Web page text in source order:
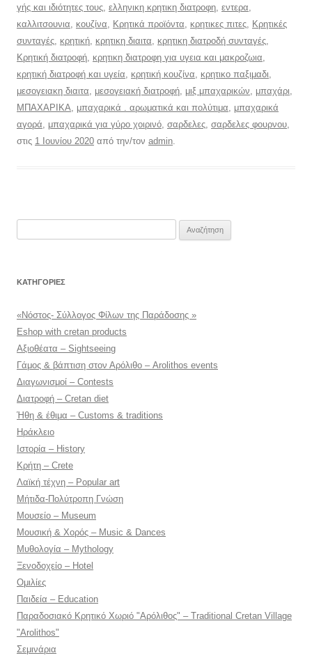
γής και ιδιότητες τους, ελληνικη κρητικη διατροφη, εντερα,
καλλιτσουνια, κουζίνα, Κρητικά προϊόντα, κρητικες πιτες, Κρητικές
συνταγές, κρητική, κρητικη διαιτα, κρητικη διατροδή συνταγές,
Κρητική διατροφή, κρητικη διατροφη για υγεια και μακροζωια,
κρητική διατροφή και υγεία, κρητική κουζίνα, κρητικο παξιμαδι,
μεσογειακη διαιτα, μεσογειακή διατροφή, μιξ μπαχαρικών, μπαχάρι,
ΜΠΑΧΑΡΙΚΑ, μπαχαρικά . αρωματικά και πολύτιμα, μπαχαρικά
αγορά, μπαχαρικά για γύρο χοιρινό, σαρδελες, σαρδελες φουρνου,
στις 1 Ιουνίου 2020 από την/τον admin.
KΑΤΗΓΟΡΊΕΣ
«Νόστος- Σύλλογος Φίλων της Παράδοσης »
Eshop with cretan products
Αξιοθέατα – Sightseeing
Γάμος & βάπτιση στον Αρόλιθο – Arolithos events
Διαγωνισμοί – Contests
Διατροφή – Cretan diet
Ήθη & έθιμα – Customs & traditions
Ηράκλειο
Ιστορία – History
Κρήτη – Crete
Λαϊκή τέχνη – Popular art
Μήτιδα-Πολύτροπη Γνώση
Μουσείο – Museum
Μουσική & Χορός – Music & Dances
Μυθολογία – Mythology
Ξενοδοχείο – Hotel
Ομιλίες
Παιδεία – Education
Παραδοσιακό Κρητικό Χωριό "Αρόλιθος" – Traditional Cretan Village
"Arolithos"
Σεμινάρια